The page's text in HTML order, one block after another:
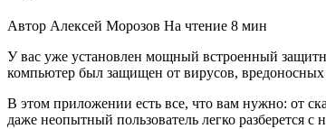
Автор Алексей Морозов На чтение 8 мин
У вас уже установлен мощный встроенный
компьютер был защищен от вирусов, вредоносных
В этом приложении есть все, что вам нужно: от
даже неопытный пользователь легко разберется